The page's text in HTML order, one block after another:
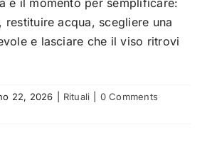
restituire acqua, scegliere una
e lasciare che il viso ritrovi
22, 2026 Rituali
0 Comments